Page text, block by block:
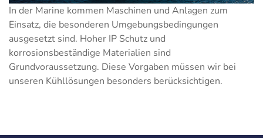
In der Marine kommen Maschinen und Anlagen zum
Einsatz, die besonderen Umgebungsbedingungen
ausgesetzt sind. Hoher IP Schutz und
korrosionsbeständige Materialien sind
Grundvoraussetzung. Diese Vorgaben müssen wir bei
unseren Kühllösungen besonders berücksichtigen.